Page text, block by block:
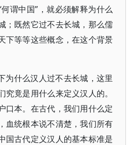
谓中国”，就必须解释为什么
；既然它过不去长城，那么儒
下等等这些概念，在这个背景
为什么汉人过不去长城，这里
竟是用什么来定义汉人的。
口本。在古代，我们用什么定
血统根本说不清楚，我们所有
国古代定义汉人的基本标准是